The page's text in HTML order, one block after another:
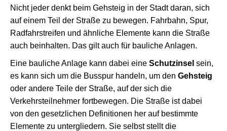
Nicht jeder denkt beim Gehsteig in der Stadt daran, sich
auf einem Teil der Straße zu bewegen. Fahrbahn, Spur,
Radfahrstreifen und ähnliche Elemente kann die Straße
auch beinhalten. Das gilt auch für bauliche Anlagen.
Eine bauliche Anlage kann dabei eine Schutzinsel sein,
es kann sich um die Busspur handeln, um den Gehsteig
oder andere Teile der Straße, auf der sich die
Verkehrsteilnehmer fortbewegen. Die Straße ist dabei
von den gesetzlichen Definitionen her auf bestimmte
Elemente zu untergliedern. Sie selbst stellt die